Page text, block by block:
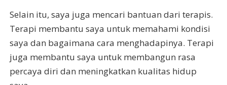
Selain itu, saya juga mencari bantuan dari terapis.
Terapi membantu saya untuk memahami kondisi
saya dan bagaimana cara menghadapinya. Terapi
juga membantu saya untuk membangun rasa
percaya diri dan meningkatkan kualitas hidup